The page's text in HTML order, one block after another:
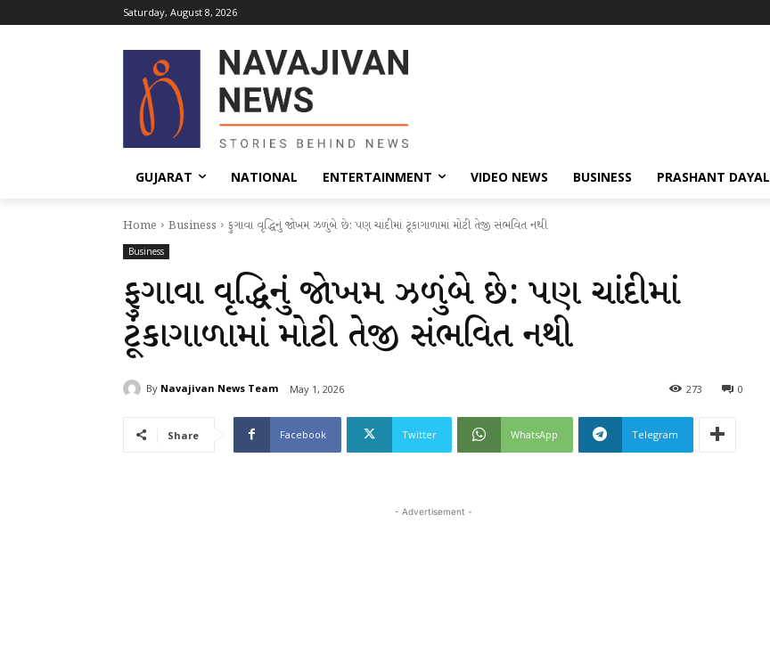
Saturday, August 8, 2026
GUJARAT NATIONAL ENTERTAINMENT VIDEO NEWS BUSINESS PRASHANT DAYAL
Home Business ફુગાવા વૃદ્ધિનું જોખમ ઝળુંબે છે: પણ ચાંદીમાં ટૂંકાગાળામાં મોટી તેજી સંભવિત નથી
Business
ફુગાવા વૃદ્ધિનું જોખમ ઝળુંબે છે: પણ ચાંદીમાં
ટૂંકાગાળામાં મોટી તેજી સંભવિત નથી
By Navajivan News Team May 1, 2026 0
273
Share Facebook Twitter WhatsApp Telegram
- Advertisement -